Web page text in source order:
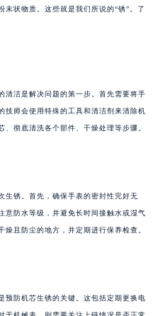
状物质。这些就是我们所说的“锈”。了
清洁是解决问题的第一步。首先需要将手
技师会使用特殊的工具和清洁剂来清除机
彻底清洗各个部件、干燥处理等步骤。
生锈。首先，确保手表的密封性完好无
意防水等级，并避免长时间接触水或湿气
且防尘的地方，并定期进行保养检查。
预防机芯生锈的关键。这包括定期更换电